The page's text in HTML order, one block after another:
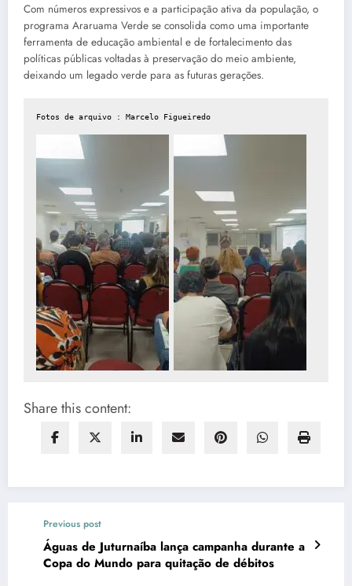
Com números expressivos e a participação ativa da população, o
programa Araruama Verde se consolida como uma importante
ferramenta de educação ambiental e de fortalecimento das
políticas públicas voltadas à preservação do meio ambiente,
deixando um legado verde para as futuras gerações.
Fotos de arquivo : Marcelo Figueiredo
Share this content:
Previous post
Águas de Juturnaíba lança campanha durante a
Copa do Mundo para quitação de débitos